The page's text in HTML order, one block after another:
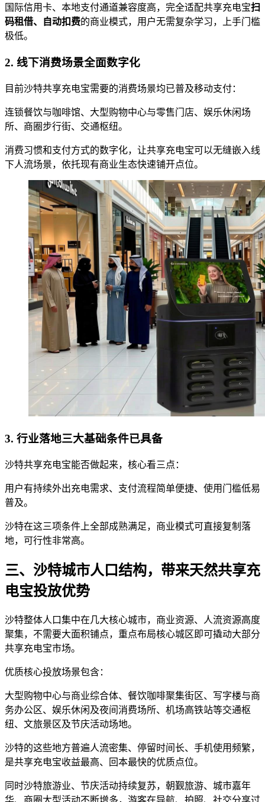
国际信用卡、本地支付通道兼容度高，完全适配共享充电宝扫
码租借、自动扣费的商业模式，用户无需复杂学习，上手门槛
极低。
2. 线下消费场景全面数字化
目前沙特共享充电宝需要的消费场景均已普及移动支付：
连锁餐饮与咖啡馆、大型购物中心与零售门店、娱乐休闲场
所、商圈步行街、交通枢纽。
消费习惯和支付方式的数字化，让共享充电宝可以无缝嵌入线
下人流场景，依托现有商业生态快速铺开点位。
3. 行业落地三大基础条件已具备
沙特共享充电宝能否做起来，核心看三点：
用户有持续外出充电需求、支付流程简单便捷、使用门槛低易
普及。
沙特在这三项条件上全部成熟满足，商业模式可直接复制落
地，可行性非常高。
三、沙特城市人口结构，带来天然共享充
电宝投放优势
沙特整体人口集中在几大核心城市，商业资源、人流资源高度
聚集，不需要大面积铺点，重点布局核心城区即可撬动大部分
共享充电宝市场。
优质核心投放场景包含：
大型购物中心与商业综合体、餐饮咖啡聚集街区、写字楼与商
务办公区、娱乐休闲及夜间消费场所、机场高铁站等交通枢
纽、文旅景区及节庆活动场地。
沙特的这些地方普遍人流密集、停留时间长、手机使用频繁，
是共享充电宝收益最高、回本最快的优质点位。
同时沙特旅游业、节庆活动持续复苏，朝觐旅游、城市嘉年
华、商圈大型活动不断增多，游客在导航、拍照、社交分享过